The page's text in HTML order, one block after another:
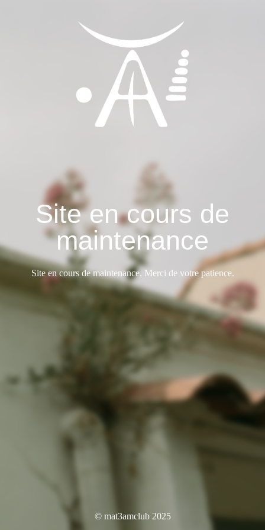
Site en cours de
maintenance
Site en cours de maintenance. Merci de votre patience.
© mat3amclub 2025